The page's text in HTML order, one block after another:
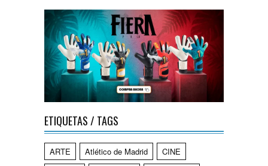
ETIQUETAS / TAGS
ARTE Atlético de Madrid
CINE